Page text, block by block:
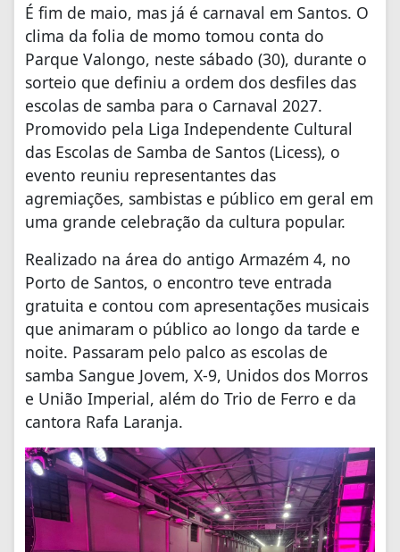
É fim de maio, mas já é carnaval em Santos. O
clima da folia de momo tomou conta do
Parque Valongo, neste sábado (30), durante o
sorteio que definiu a ordem dos desfiles das
escolas de samba para o Carnaval 2027.
Promovido pela Liga Independente Cultural
das Escolas de Samba de Santos (Licess), o
evento reuniu representantes das
agremiações, sambistas e público em geral em
uma grande celebração da cultura popular.
Realizado na área do antigo Armazém 4, no
Porto de Santos, o encontro teve entrada
gratuita e contou com apresentações musicais
que animaram o público ao longo da tarde e
noite. Passaram pelo palco as escolas de
samba Sangue Jovem, X-9, Unidos dos Morros
e União Imperial, além do Trio de Ferro e da
cantora Rafa Laranja.